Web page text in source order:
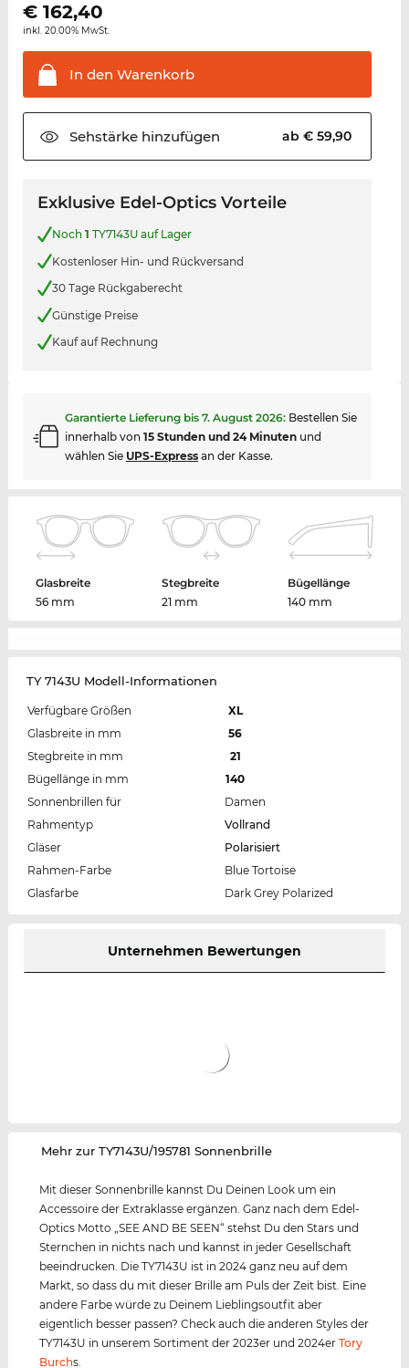
€ 162,40
inkl. 20.00% MwSt.
In den Warenkorb
Sehstärkehinzufügen ab € 59,90
Exklusive Edel-Optics Vorteile
Noch 1 TY7143U auf Lager
Kostenloser Hin- und Rückversand
30 Tage Rückgaberecht
Günstige Preise
Kauf auf Rechnung
Garantierte Lieferung bis 7. August 2026: Bestellen Sie
innerhalb von 15 Stunden und 24 Minutenund
wählen Sie UPS-Expressan der Kasse.
Glasbreite
56 mm
Stegbreite
21 mm
Bügellänge
140 mm
TY 7143U Modell-Informationen
Verfügbare Größen
XL
Glasbreite in mm
56
Stegbreite in mm
21
Bügellänge in mm
140
Sonnenbrillen für
Damen
Rahmentyp
Vollrand
Gläser
Polarisiert
Rahmen-Farbe
Blue Tortoise
Glasfarbe
Dark Grey Polarized
Unternehmen Bewertungen
‌Mehr zur TY7143U/195781 Sonnenbrille
Mit dieser Sonnenbrille kannst Du Deinen Look um ein
Accessoire der Extraklasse ergänzen. Ganz nach dem Edel-
Optics Motto „SEE AND BE SEEN“ stehst Du den Stars und
Sternchen in nichts nach und kannst in jeder Gesellschaft
beeindrucken. Die TY7143U ist in 2024 ganz neu auf dem
Markt, so dass du mit dieser Brille am Puls der Zeit bist. Eine
andere Farbe würde zu Deinem Lieblingsoutfit aber
eigentlich besser passen? Check auch die anderen Styles der
TY7143U in unserem Sortiment der 2023er und 2024erTory
Burchs.